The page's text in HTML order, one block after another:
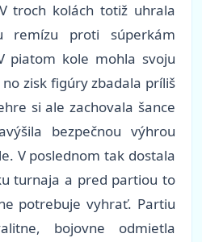
troch kolách totiž uhrala
proti súperkám
piatom kole mohla svoju
zisk figúry zbadala príliš
si ale zachovala šance
bezpečnou výhrou
V poslednom tak dostala
turnaja a pred partiou to
potrebuje vyhrať. Partiu
bojovne odmietla